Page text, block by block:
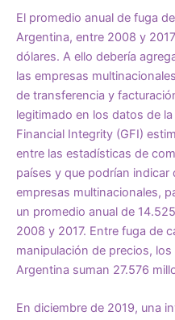
El promedio anual de fuga
Argentina, entre 2008 y
dólares. A ello debería
las empresas
de transferencia y
legitimado en los datos de
Financial Integrity (GFI)
entre las estadísticas de
países y que podrían
empresas multinacionales,
un promedio anual de
2008 y 2017. Entre fuga de
manipulación de precios,
Argentina suman 27.576
En diciembre de 2019, una